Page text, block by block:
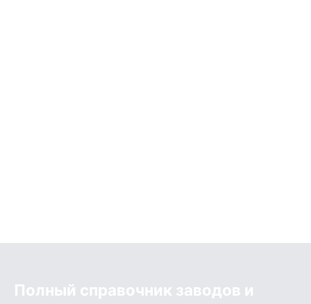
Полный справочник заводов и